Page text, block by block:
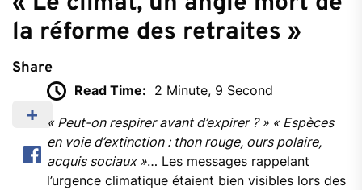
la réforme des retraites »
Share
Read Time: 2 Minute, 9 Second
« Peut-on respirer avant d’expirer ? » « Espèces
en voie d’extinction : thon rouge, ours polaire,
acquis sociaux »… Les messages rappelant
l’urgence climatique étaient bien visibles lors des